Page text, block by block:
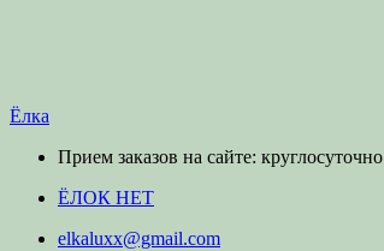
Ёлка
Прием заказов на сайте: круглосуточно
ЁЛОК НЕТ
elkaluxx@gmail.com